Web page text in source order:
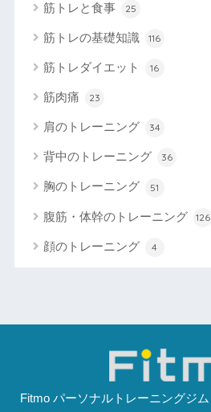
筋トレと食事 25
筋トレの基礎知識 116
筋トレダイエット 16
筋肉痛 23
肩のトレーニング 34
背中のトレーニング 36
胸のトレーニング 51
腹筋・体幹のトレーニング 126
顔のトレーニング 4
Fitmo パーソナルトレーニングジム